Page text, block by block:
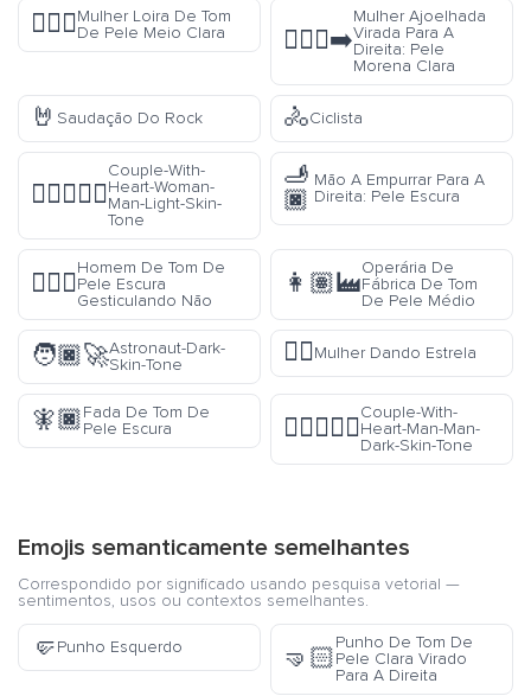
👱🏼‍♀️Mulher Loira De Tom
De Pele Meio Clara
🧎🏼‍♀️‍➡️
Mulher Ajoelhada
Virada Para A
Direita: Pele
Morena Clara
🤘 Saudação Do Rock 🚴Ciclista
👩🏻‍❤️‍👨🏻
Couple-With-
Heart-Woman-
Man-Light-Skin-
Tone
🫸
🏿
Mão A Empurrar Para A
Direita: Pele Escura
🙅🏿‍♂️
Homem De Tom De
Pele Escura
Gesticulando Não
👩🏽‍🏭
Operária De
Fábrica De Tom
De Pele Médio
🧑🏿‍🚀Astronaut-Dark-
Skin-Tone
🤸‍♀️Mulher Dando Estrela
🧚🏿Fada De Tom De
Pele Escura
👨🏿‍❤️‍👨🏿
Couple-With-
Heart-Man-Man-
Dark-Skin-Tone
Emojis semanticamente semelhantes
Correspondido por significado usando pesquisa vetorial —
sentimentos, usos ou contextos semelhantes.
🤛Punho Esquerdo 🤜🏻
Punho De Tom De
Pele Clara Virado
Para A Direita